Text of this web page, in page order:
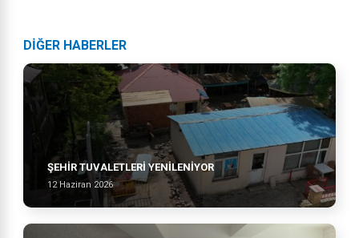
DİĞER HABERLER
ŞEHİR TUVALETLERİ YENİLENİYOR
12 Haziran 2026